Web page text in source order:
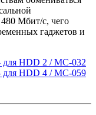
Мбит/с, чего
гаджетов и
HDD 2 / MC-032
для HDD 4 / MC-059